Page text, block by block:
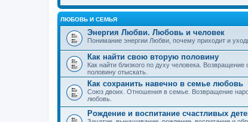
ЛЮБОВЬ И СЕМЬЯ
Энергия Любви. Любовь и человек
Понимание энергии Любви, почему приходит и
Как найти свою вторую половину
Как найти близкого по духу человека.
половину отыскать.
Как сохранить навечно в семье любовь
Союз двоих. Отношения в семье. Возвращение
любовь.
Рождение и воспитание счастливых